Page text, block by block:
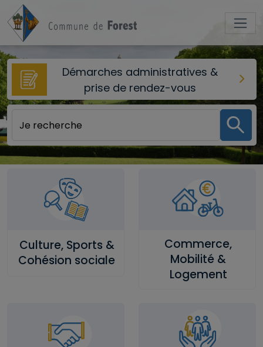
Aller au contenu principal
Démarches administratives &
prise de rendez-vous
Culture, Sports &
Cohésion sociale
Commerce,
Mobilité &
Logement